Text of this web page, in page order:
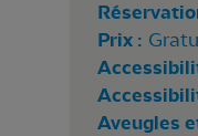
Prix :
Aveugles